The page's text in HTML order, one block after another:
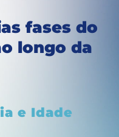
fases do
longo da
e Idade